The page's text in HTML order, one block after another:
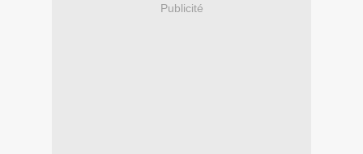
Publicité